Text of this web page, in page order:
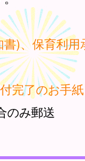
)、保育利用
完了のお手紙
み郵送